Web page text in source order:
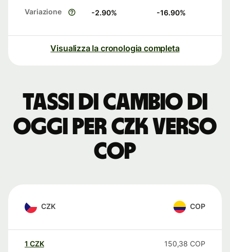
Variazione -2.90% -16.90%
Visualizza la cronologia completa
Tassi di cambio di
oggi per CZK verso
COP
CZK COP
1 CZK 150,38 COP